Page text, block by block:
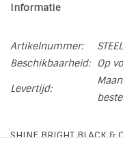
Informatie
Artikelnummer:
Beschikbaarheid:
Op
Levertijd:
SHINE BRIGHT BLACK &